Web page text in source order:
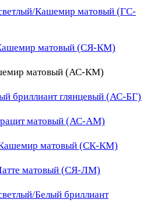
Кашемир матовый (ГС-
матовый (СЯ-КМ)
матовый (АС-КМ)
бриллиант глянцевый (АС-БГ)
матовый (АС-АМ)
матовый (СК-КМ)
матовый (СЯ-ЛМ)
Белый бриллиант